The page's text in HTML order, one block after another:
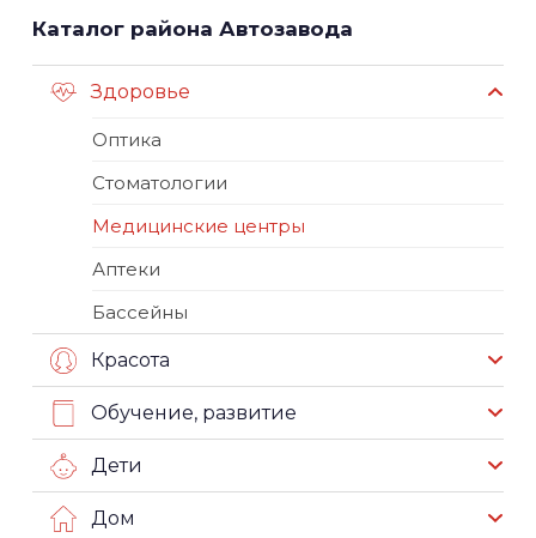
Каталог района Автозавода
Здоровье
Оптика
Стоматологии
Медицинские центры
Аптеки
Бассейны
Красота
Обучение, развитие
Дети
Дом